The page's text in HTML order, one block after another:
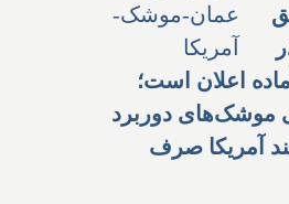
اعلان است؛
موشک‌های دوربرد
آمریکا صرف